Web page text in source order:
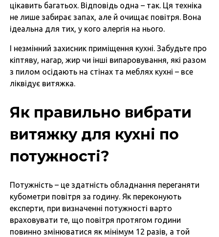
цікавить багатьох. Відповідь одна – так. Ця техніка
не лише забирає запах, але й очищає повітря. Вона
ідеальна для тих, у кого алергія на нього.
І незмінний захисник приміщення кухні. Забудьте про
кіптяву, нагар, жир чи інші випаровування, які разом
з пилом осідають на стінах та меблях кухні – все
ліквідує витяжка.
Як правильно вибрати
витяжку для кухні по
потужності?
Потужність – це здатність обладнання переганяти
кубометри повітря за годину. Як переконують
експерти, при визначенні потужності варто
враховувати те, що повітря протягом години
повинно змінюватися як мінімум 12 разів, а той